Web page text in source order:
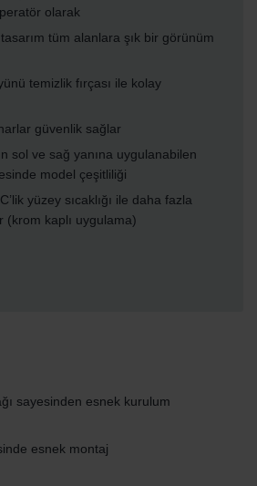
olarak
tüm alanlara şık bir görünüm
temizlik fırçası ile kolay
güvenlik sağlar
sol ve sağ yanına uygulanabilen
model çeşitliliği
yüzey sıcaklığı ile daha fazla
(krom kaplı uygulama)
sayesinden esnek kurulum
esnek montaj